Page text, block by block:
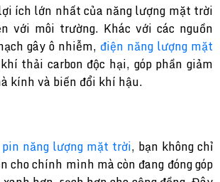
ích lớn nhất của năng lượng mặt trời
với môi trường. Khác với các nguồn
gây ô nhiễm, điện năng lượng mặt
thải carbon độc hại, góp phần giảm
kính và biến đổi khí hậu.
pin năng lượng mặt trời, bạn không chỉ
cho chính mình mà còn đang đóng góp